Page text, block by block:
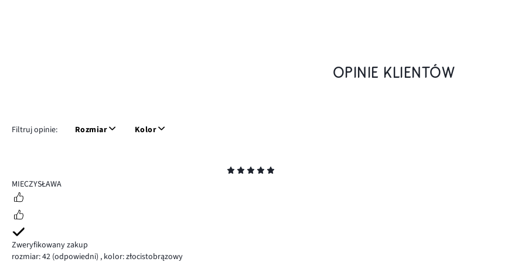
OPINIE KLIENTÓW
Filtruj opinie: Rozmiar Kolor
5
MIECZYSŁAWA
Zweryfikowany zakup
rozmiar: 42 (odpowiedni) , kolor: złocistobrązowy